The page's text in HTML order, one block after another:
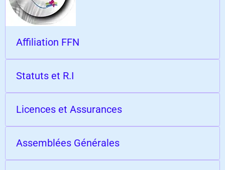
Affiliation FFN
Statuts et R.I
Licences et Assurances
Assemblées Générales